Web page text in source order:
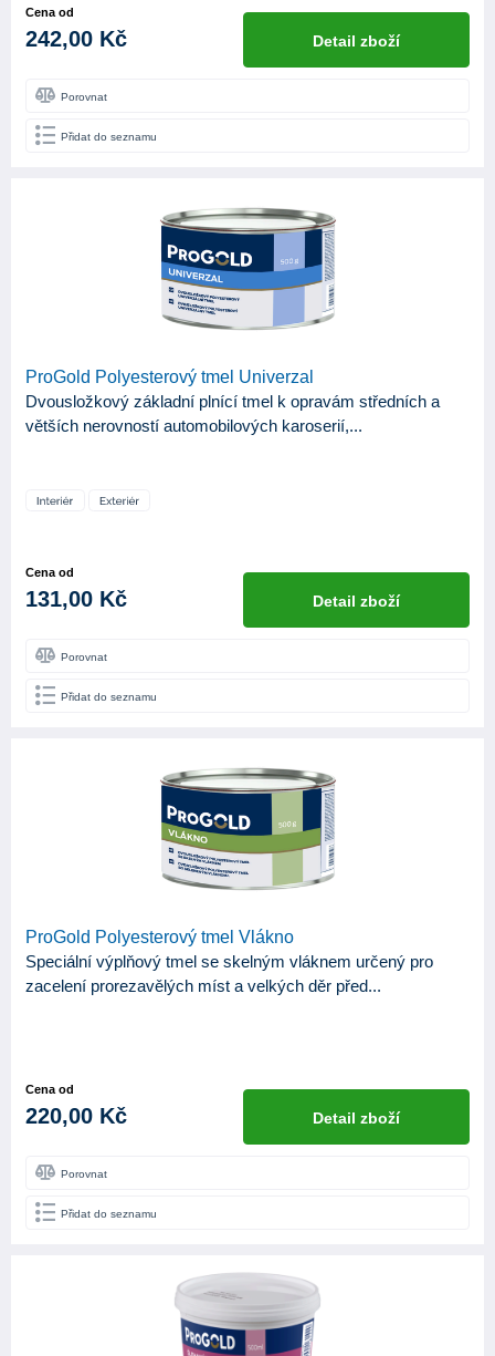
Cena od
242,00 Kč Detail zboží
Porovnat
Přidat do seznamu
ProGold Polyesterový tmel Univerzal
Dvousložkový základní plnící tmel k opravám středních a
větších nerovností automobilových karoserií,...
Cena od
131,00 Kč Detail zboží
Porovnat
Přidat do seznamu
ProGold Polyesterový tmel Vlákno
Speciální výplňový tmel se skelným vláknem určený pro
zacelení prorezavělých míst a velkých děr před...
Cena od
220,00 Kč Detail zboží
Porovnat
Přidat do seznamu